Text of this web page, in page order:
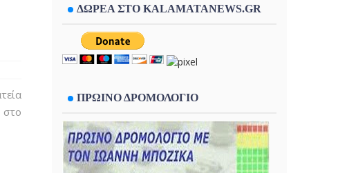
στο
ΔΩΡΕΑ ΣΤΟ KALAMATANEWS.GR
ΠΡΩΙΝΟ ΔΡΟΜΟΛΟΓΙΟ